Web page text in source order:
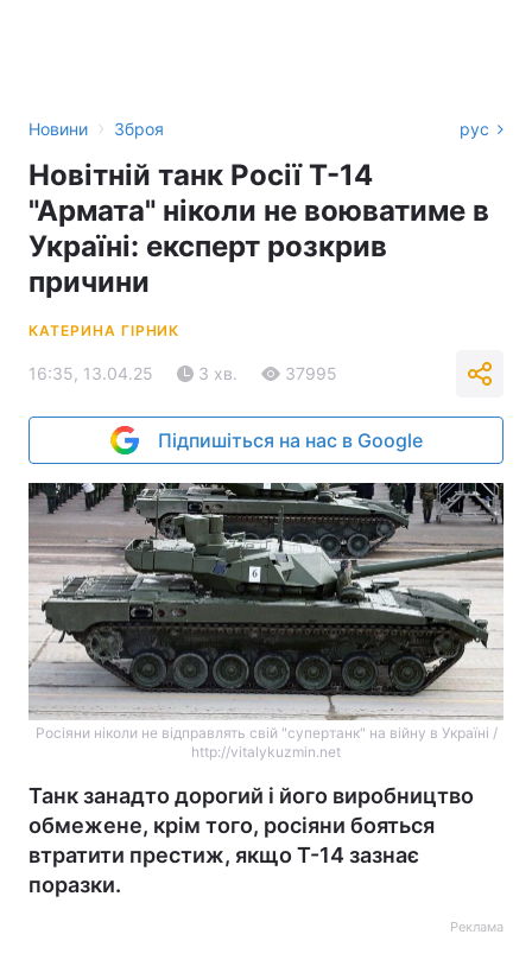
Новини › Зброя рус
Новітній танк Росії Т-14
"Армата" ніколи не воюватиме в
Україні: експерт розкрив
причини
КАТЕРИНА ГІРНИК
16:35, 13.04.25 3 хв. 37995
Підпишіться на нас в Google
Росіяни ніколи не відправлять свій "супертанк" на війну в Україні /
http://vitalykuzmin.net
Танк занадто дорогий і його виробництво
обмежене, крім того, росіяни бояться
втратити престиж, якщо Т-14 зазнає
поразки.
Реклама